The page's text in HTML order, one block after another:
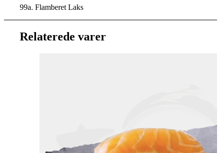
99a. Flamberet Laks
Relaterede varer